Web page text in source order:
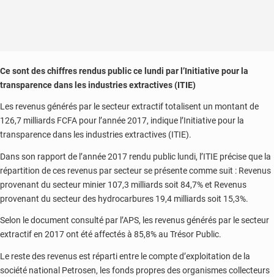
Ce sont des chiffres rendus public ce lundi par l’Initiative pour la
transparence dans les industries extractives (ITIE)
Les revenus générés par le secteur extractif totalisent un montant de
126,7 milliards FCFA pour l’année 2017, indique l’Initiative pour la
transparence dans les industries extractives (ITIE).
Dans son rapport de l’année 2017 rendu public lundi, l’ITIE précise que la
répartition de ces revenus par secteur se présente comme suit : Revenus
provenant du secteur minier 107,3 milliards soit 84,7% et Revenus
provenant du secteur des hydrocarbures 19,4 milliards soit 15,3%.
Selon le document consulté par l’APS, les revenus générés par le secteur
extractif en 2017 ont été affectés à 85,8% au Trésor Public.
Le reste des revenus est réparti entre le compte d’exploitation de la
société national Petrosen, les fonds propres des organismes collecteurs